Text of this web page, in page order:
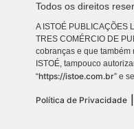
Todos os direitos
A ISTOÉ PUBLICAÇÕES
TRES COMÉRCIO DE
cobranças e que também
ISTOÉ, tampouco
“https://istoe.com.br” e
Política de Privacidade